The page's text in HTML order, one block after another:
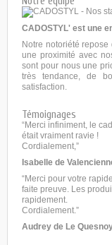
CADOSTYL' est une
Notre notoriété
une proximité avec
sont pour nous une
très tendance, de
satisfaction.
Témoignages
“Merci infiniment, le
était vraiment ravie !
Cordialement,”
Isabelle de
“Merci pour votre
faite preuve. Les
rapidement.
Cordialement.”
Audrey de Le